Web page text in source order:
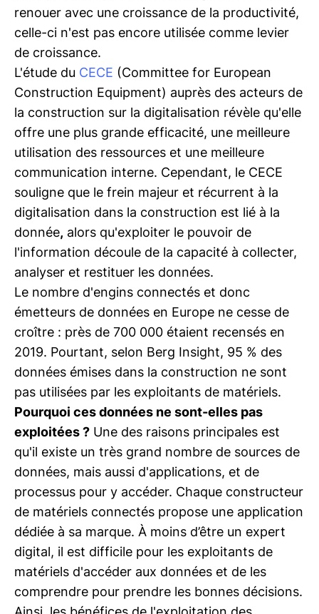
renouer avec une croissance de la productivité,
celle-ci n'est pas encore utilisée comme levier
de croissance.
L'étude du CECE (Committee for European
Construction Equipment) auprès des acteurs de
la construction sur la digitalisation révèle qu'elle
offre une plus grande efficacité, une meilleure
utilisation des ressources et une meilleure
communication interne. Cependant, le CECE
souligne que le frein majeur et récurrent à la
digitalisation dans la construction est lié à la
donnée, alors qu'exploiter le pouvoir de
l'information découle de la capacité à collecter,
analyser et restituer les données.
Le nombre d'engins connectés et donc
émetteurs de données en Europe ne cesse de
croître : près de 700 000 étaient recensés en
2019. Pourtant, selon Berg Insight, 95 % des
données émises dans la construction ne sont
pas utilisées par les exploitants de matériels.
Pourquoi ces données ne sont-elles pas
exploitées ? Une des raisons principales est
qu'il existe un très grand nombre de sources de
données, mais aussi d'applications, et de
processus pour y accéder. Chaque constructeur
de matériels connectés propose une application
dédiée à sa marque. À moins d’être un expert
digital, il est difficile pour les exploitants de
matériels d'accéder aux données et de les
comprendre pour prendre les bonnes décisions.